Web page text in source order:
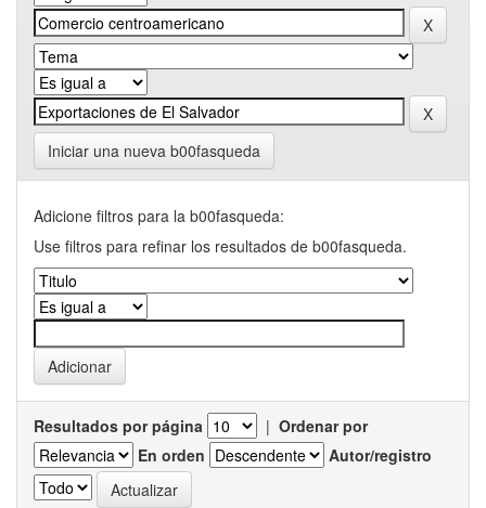
Iniciar una nueva b00fasqueda
Adicione filtros para la b00fasqueda:
Use filtros para refinar los resultados de b00fasqueda.
Resultados por página | Ordenar por
En orden
Autor/registro